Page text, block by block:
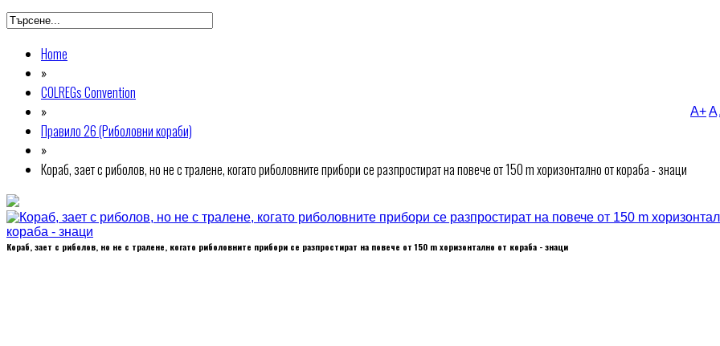
Home
»
COLREGs Convention
»
Правило 26 (Риболовни кораби)
»
Кораб, зает с риболов, но не с тралене, когато риболовните прибори се разпростират на повече от 150 m хоризонтално от кораба - знаци
A+A
Кораб, зает с риболов, но не с тралене, когато риболовните прибори се разпростират на повече от 150 m хоризонтално от кораба - знаци